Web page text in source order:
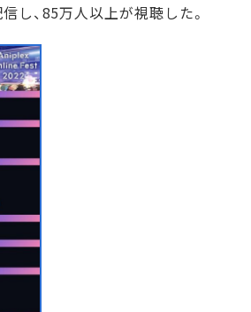
し、85万人以上が視聴した。